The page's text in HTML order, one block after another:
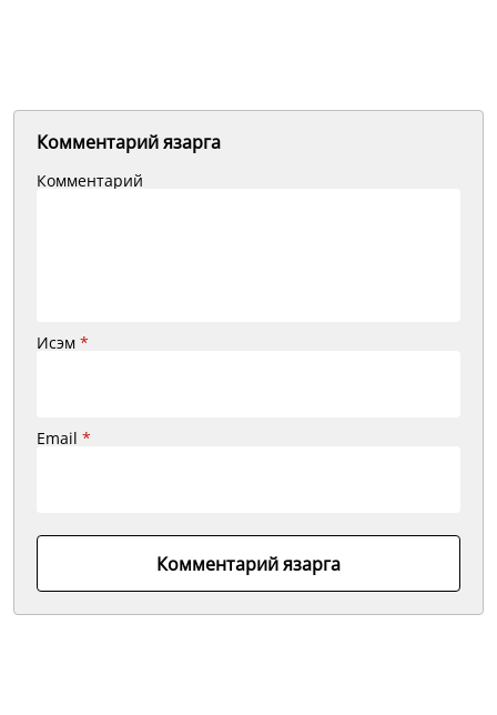
Комментарий язарга
Комментарий
Исэм *
Email *
Комментарий язарга